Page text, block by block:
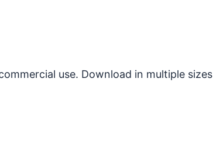
use. Download in multiple